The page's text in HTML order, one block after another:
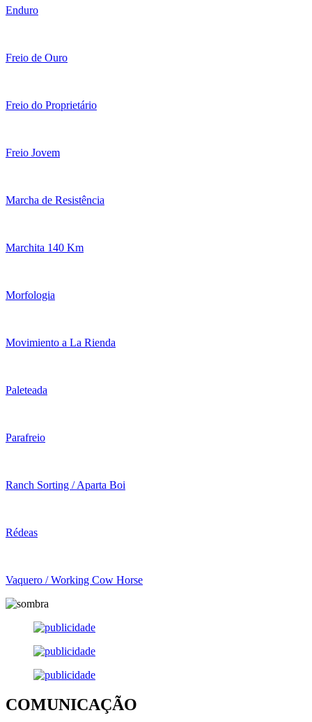
Enduro
Freio de Ouro
Freio do Proprietário
Freio Jovem
Marcha de Resistência
Marchita 140 Km
Morfologia
Movimiento a La Rienda
Paleteada
Parafreio
Ranch Sorting / Aparta Boi
Rédeas
Vaquero / Working Cow Horse
COMUNICAÇÃO